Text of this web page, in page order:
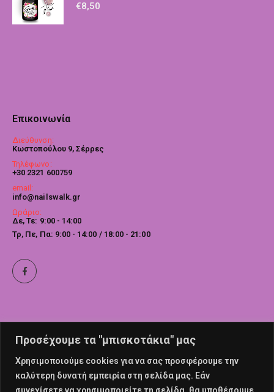
Προσέχουμε τα "μπισκοτάκια" μας
Χρησιμοποιούμε cookies για να σας προσφέρουμε την
καλύτερη δυνατή εμπειρία στη σελίδα μας. Εάν
συνεχίσετε να χρησιμοποιείτε τη σελίδα, θα υποθέσουμε
€8,50
Επικοινωνία
Διεύθυνση:
Κωστοπούλου 9, Σέρρες
Τηλέφωνο:
+30 2321 600759
email:
info@nailswalk.gr
Ωράριο:
Δε, Τε: 9:00 - 14:00
Τρ, Πε, Πα: 9:00 - 14:00 / 18:00 - 21:00